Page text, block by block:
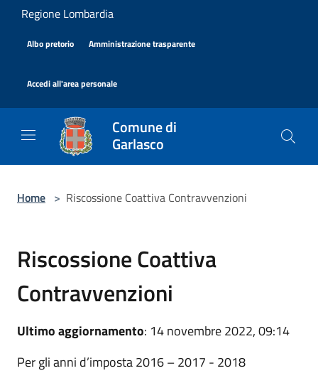
Salta al contenuto principale
Regione Lombardia
Albo pretorio Amministrazione trasparente
Accedi all'area personale
Comune di
Garlasco
Home > Riscossione Coattiva Contravvenzioni
Riscossione Coattiva
Contravvenzioni
Ultimo aggiornamento: 14 novembre 2022, 09:14
Per gli anni d’imposta 2016 – 2017 - 2018